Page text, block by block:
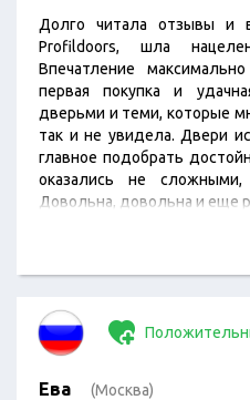
Долго читала отзывы и
Profildoors, шла
Впечатление
первая покупка и
дверьми и теми, которые
так и не увидела. Двери
главное подобрать
оказались не
Довольна, довольна и еще
Ева (Москва)